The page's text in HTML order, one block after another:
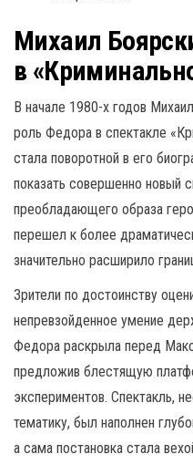
Михаил
в
В начале 1980-х годов
роль Федора в спектакле
стала поворотной в его
показать совершенно новый
преобладающего образа
перешел к более
значительно расширило
Зрители по достоинству
непревзойденное умение
Федора раскрыла перед
предложив блестящую
экспериментов. Спектакль,
тематику, был наполнен
а сама постановка стала